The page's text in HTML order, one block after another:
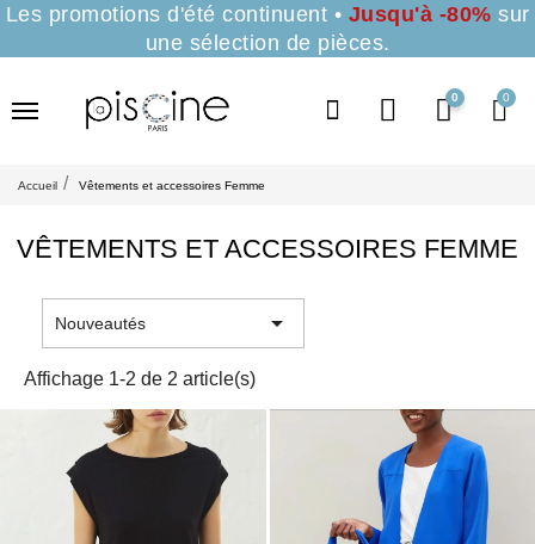
Les promotions d'été continuent • Jusqu'à -80% sur
une sélection de pièces.
0
Accueil Vêtements et accessoires Femme
VÊTEMENTS ET ACCESSOIRES FEMME
Nouveautés 
Affichage 1-2 de 2 article(s)